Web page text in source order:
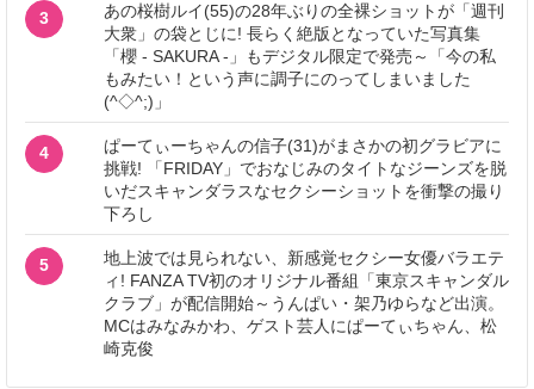
3
あの桜樹ルイ(55)の28年ぶりの全裸ショットが「週刊
大衆」の袋とじに! 長らく絶版となっていた写真集
「櫻 - SAKURA -」もデジタル限定で発売～「今の私
もみたい！という声に調子にのってしまいました
(^◇^;)」
4
ぱーてぃーちゃんの信子(31)がまさかの初グラビアに
挑戦! 「FRIDAY」でおなじみのタイトなジーンズを脱
いだスキャンダラスなセクシーショットを衝撃の撮り
下ろし
5
地上波では見られない、新感覚セクシー女優バラエテ
ィ! FANZA TV初のオリジナル番組「東京スキャンダル
クラブ」が配信開始～うんぱい・架乃ゆらなど出演。
MCはみなみかわ、ゲスト芸人にぱーてぃちゃん、松
崎克俊